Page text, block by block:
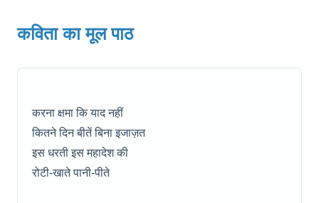
कविता का मूल पाठ
करना क्षमा कि याद नहीं
कितने दिन बीतें बिना इजाज़त
इस धरती इस महादेश की
रोटी-खाते पानी-पीते